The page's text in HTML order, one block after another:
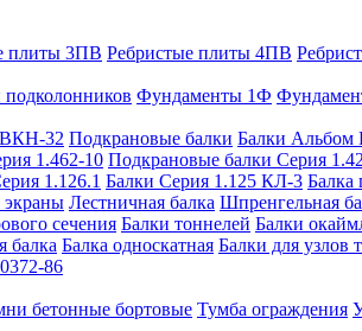
плиты 3ПВ Ребристые плиты 4ПВ
подколонников Фундаменты 1Ф
32 Подкрановые балки Балки Альбом
1.462-10 Подкрановые балки Серия
1.126.1 Балки Серия 1.125 КЛ-3 Балка
экраны Лестничная балка Шпренгельная
сечения Балки тоннелей Балки
балка Балка односкатная Балки для узлов
86
бетонные бортовые Тумба ограждения